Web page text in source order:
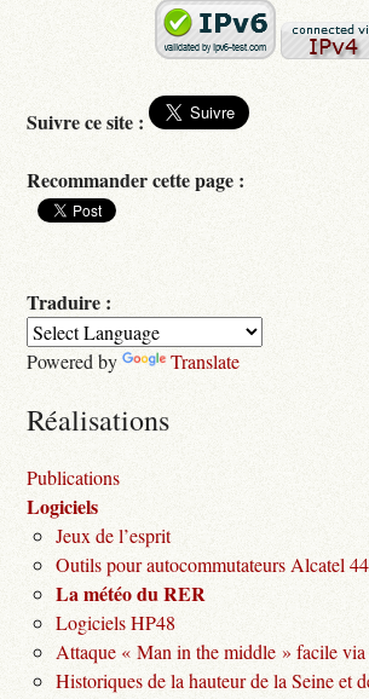
Suivre ce site :
Recommander cette page :
Traduire :
Powered by Translate
Réalisations
Publications
Logiciels
Jeux de l’esprit
Outils pour autocommutateurs Alcatel
La météo du RER
Logiciels HP48
Attaque « Man in the middle » facile
Historiques de la hauteur de la Seine et